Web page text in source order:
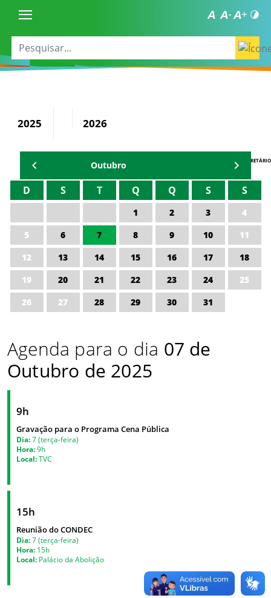
2025 2026
AGENDA DO SECRETÁRIO
Outubro
D S T Q Q S S
1 2 3
4
5
6 7 8 9 10
11
12
13 14 15 16 17
18
19
20 21 22 23 24
25
26
27 28 29 30 31
Agenda para o dia 07 de
Outubro de 2025
9h
Gravação para o Programa Cena Pública
Dia:7 (terça-feira)
Hora:9h
Local:TVC
15h
Reunião do CONDEC
Dia:7 (terça-feira)
Hora: 15h
Local: Palácio da Abolição